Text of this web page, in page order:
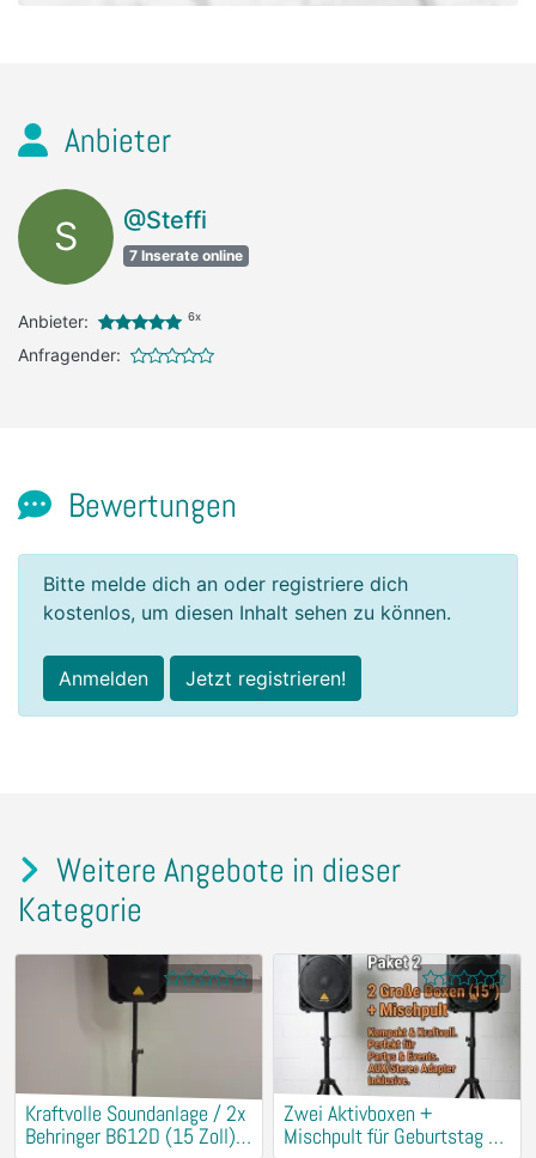
Anbieter
S @Steffi
7 Inserate online
Anbieter: 6x
Anfragender:
Bewertungen
Bitte melde dich an oder registriere dich
kostenlos, um diesen Inhalt sehen zu können.
Anmelden Jetzt registrieren!
Weitere Angebote in dieser
Kategorie
Kraftvolle Soundanlage / 2x
Behringer B612D (15 Zoll) +
​Zwei Aktivboxen +
Mischpult für Geburtstag &